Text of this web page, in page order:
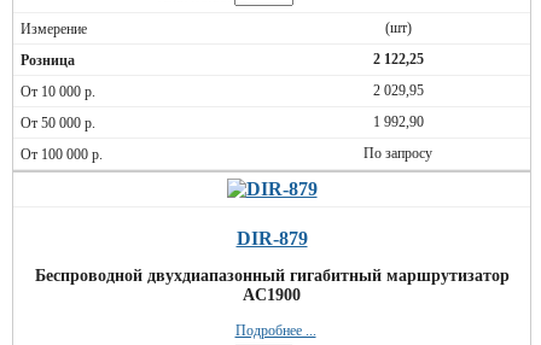
(шт)
2 122,25
2 029,95
1 992,90
По запросу
DIR-879
Беспроводной двухдиапазонный гигабитный маршрутизатор
AC1900
Подробнее ...